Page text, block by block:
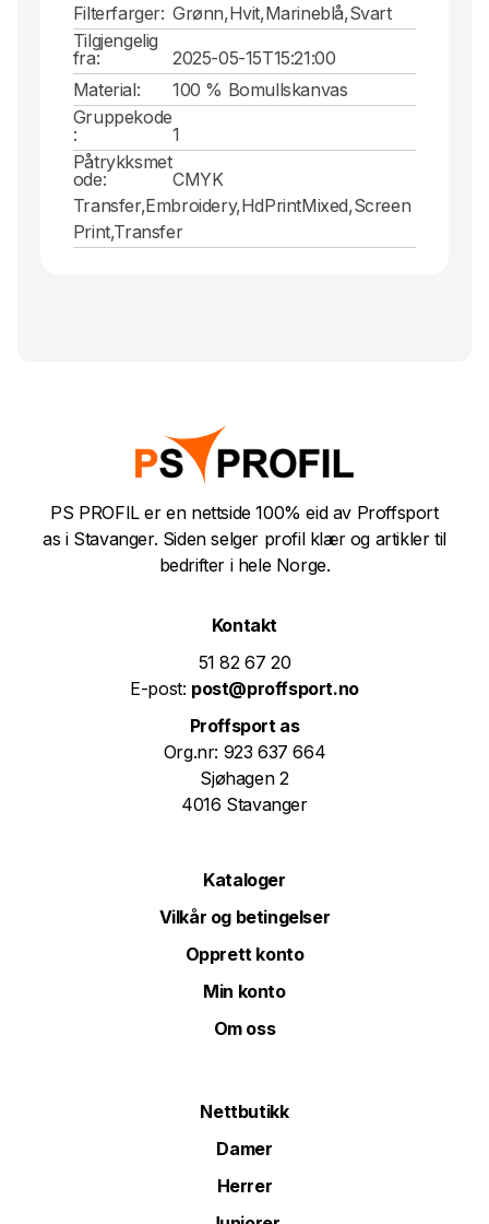
Filterfarger: Grønn,Hvit,Marineblå,Svart
Tilgjengelig
fra:
2025-05-15T15:21:00
Material:
100 % Bomullskanvas
Gruppekode
:
1
Påtrykksmet
ode:
CMYK
Transfer,Embroidery,HdPrintMixed,Screen
Print,Transfer
PS PROFIL er en nettside 100% eid av Proffsport
as i Stavanger. Siden selger profil klær og artikler til
bedrifter i hele Norge.
Kontakt
51 82 67 20
E-post: post@proffsport.no
Proffsport as
Org.nr: 923 637 664
Sjøhagen 2
4016 Stavanger
Kataloger
Vilkår og betingelser
Opprett konto
Min konto
Om oss
Nettbutikk
Damer
Herrer